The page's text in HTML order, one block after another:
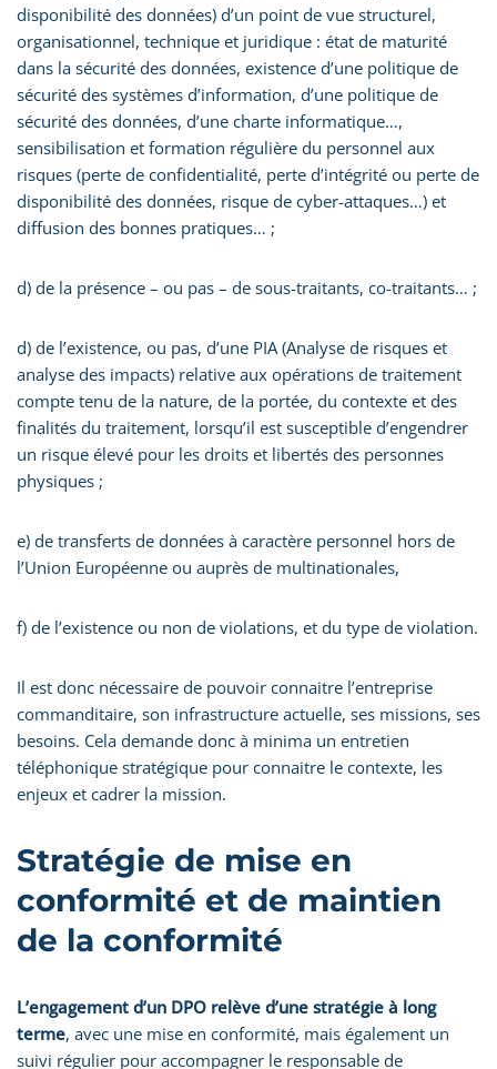
disponibilité des données) d’un point de vue structurel,
organisationnel, technique et juridique : état de maturité
dans la sécurité des données, existence d’une politique de
sécurité des systèmes d’information, d’une politique de
sécurité des données, d’une charte informatique…,
sensibilisation et formation régulière du personnel aux
risques (perte de confidentialité, perte d’intégrité ou perte de
disponibilité des données, risque de cyber-attaques…) et
diffusion des bonnes pratiques… ;
d) de la présence – ou pas – de sous-traitants, co-traitants… ;
d) de l’existence, ou pas, d’une PIA (Analyse de risques et
analyse des impacts) relative aux opérations de traitement
compte tenu de la nature, de la portée, du contexte et des
finalités du traitement, lorsqu’il est susceptible d’engendrer
un risque élevé pour les droits et libertés des personnes
physiques ;
e) de transferts de données à caractère personnel hors de
l’Union Européenne ou auprès de multinationales,
f) de l’existence ou non de violations, et du type de violation.
Il est donc nécessaire de pouvoir connaitre l’entreprise
commanditaire, son infrastructure actuelle, ses missions, ses
besoins. Cela demande donc à minima un entretien
téléphonique stratégique pour connaitre le contexte, les
enjeux et cadrer la mission.
Stratégie de mise en
conformité et de maintien
de la conformité
L’engagement d’un DPO relève d’une stratégie à long
terme, avec une mise en conformité, mais également un
suivi régulier pour accompagner le responsable de